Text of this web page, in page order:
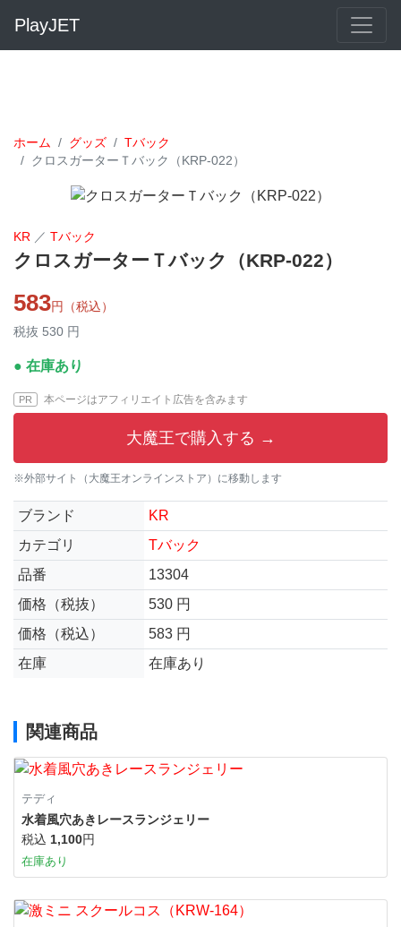
PlayJET
ホーム グッズ
Tバック
クロスガーターＴバック（KRP-022）
KR ／ Tバック
クロスガーターＴバック（KRP-022）
583円（税込）
税抜 530 円
● 在庫あり
PR 本ページはアフィリエイト広告を含みます
大魔王で購入する →
※外部サイト（大魔王オンラインストア）に移動します
ブランド
KR
カテゴリ
Tバック
品番
13304
価格（税抜）
530 円
価格（税込）
583 円
在庫
在庫あり
関連商品
テディ
水着風穴あきレースランジェリー
税込 1,100円
在庫あり